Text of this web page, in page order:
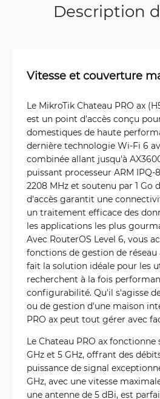
Description
Vitesse et couverture
Le MikroTik Chateau PRO ax
est un point d'accès conçu
domestiques de haute
dernière technologie Wi-Fi 6
combinée allant jusqu'à
puissant processeur ARM IPQ-
2208 MHz et soutenu par 1 Go
d'accès garantit une
un traitement efficace des
les applications les plus
Avec RouterOS Level 6, vous
fonctions de gestion de réseau
fait la solution idéale pour les
recherchent à la fois
configurabilité. Qu'il s'agisse
ou de gestion d'une maison
PRO ax peut tout gérer avec
Le Chateau PRO ax fonctionne
GHz et 5 GHz, offrant des
puissance de signal
GHz, avec une vitesse
une antenne de 5 dBi, est